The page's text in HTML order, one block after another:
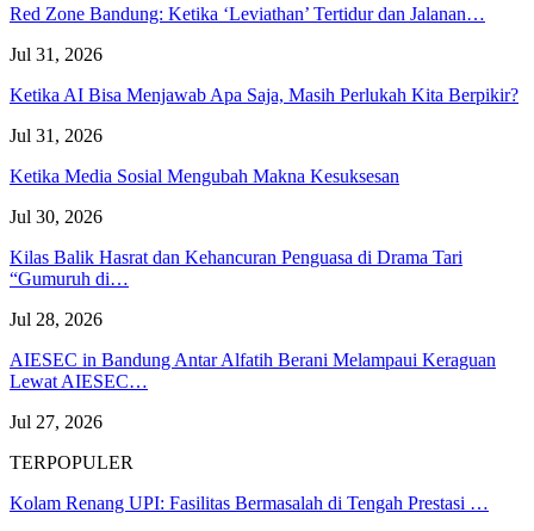
Red Zone Bandung: Ketika ‘Leviathan’ Tertidur dan Jalanan…
Jul 31, 2026
Ketika AI Bisa Menjawab Apa Saja, Masih Perlukah Kita Berpikir?
Jul 31, 2026
Ketika Media Sosial Mengubah Makna Kesuksesan
Jul 30, 2026
Kilas Balik Hasrat dan Kehancuran Penguasa di Drama Tari
“Gumuruh di…
Jul 28, 2026
AIESEC in Bandung Antar Alfatih Berani Melampaui Keraguan
Lewat AIESEC…
Jul 27, 2026
TERPOPULER
Kolam Renang UPI: Fasilitas Bermasalah di Tengah Prestasi …